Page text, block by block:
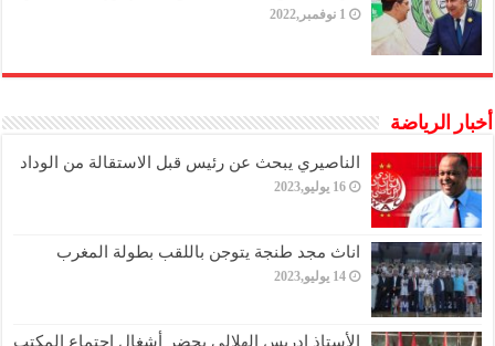
1 نوفمبر,2022
أخبار الرياضة
الناصيري يبحث عن رئيس قبل الاستقالة من الوداد
16 يوليو,2023
اناث مجد طنجة يتوجن باللقب بطولة المغرب
14 يوليو,2023
الأستاذ إدريس الهلالي يحضر أشغال اجتماع المكتب